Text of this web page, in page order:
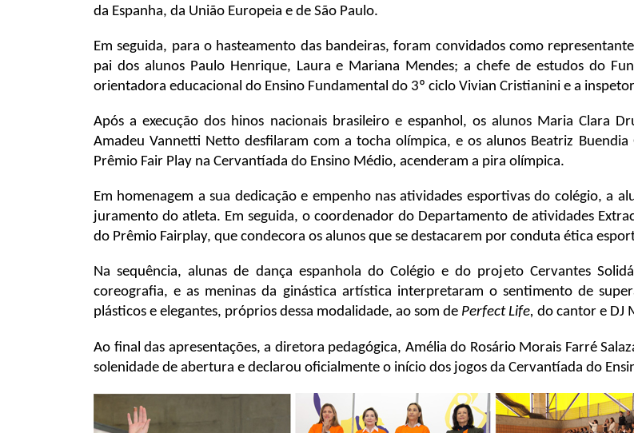
da Espanha, da União Europeia e de São Paulo.
Em seguida, para o hasteamento das bandeiras, foram convidados como
pai dos alunos Paulo Henrique, Laura e Mariana Mendes; a chefe de estudos do
orientadora educacional do Ensino Fundamental do 3º ciclo Vivian Cristianini e a
Após a execução dos hinos nacionais brasileiro e espanhol, os alunos Maria Clara
Amadeu Vannetti Netto desfilaram com a tocha olímpica, e os alunos Beatriz
Prêmio Fair Play na Cervantíada do Ensino Médio, acenderam a pira olímpica.
Em homenagem a sua dedicação e empenho nas atividades esportivas do colégio, a
juramento do atleta. Em seguida, o coordenador do Departamento de atividades
do Prêmio Fairplay, que condecora os alunos que se destacarem por conduta ética
Na sequência, alunas de dança espanhola do Colégio e do projeto Cervantes
coreografia, e as meninas da ginástica artística interpretaram o sentimento de
plásticos e elegantes, próprios dessa modalidade, ao som de Perfect Life, do cantor e DJ
Ao final das apresentações, a diretora pedagógica, Amélia do Rosário Morais Farré
solenidade de abertura e declarou oficialmente o início dos jogos da Cervantíada do